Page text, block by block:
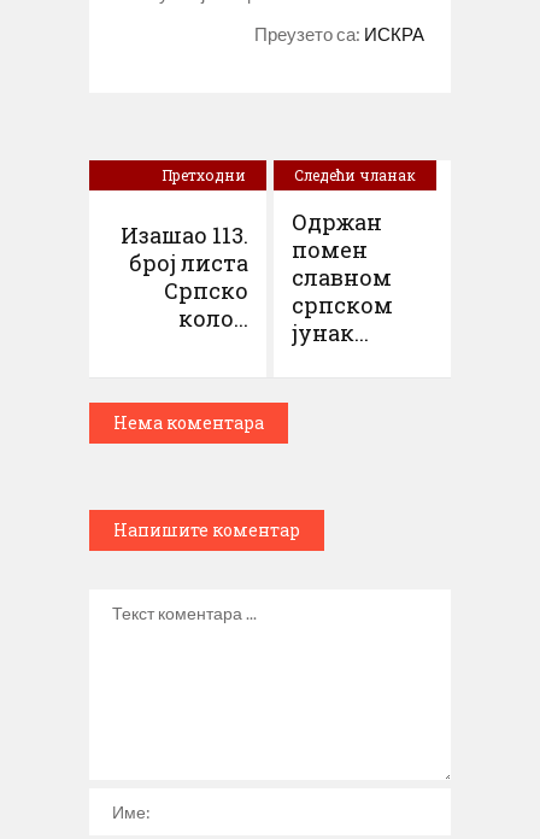
Преузето са: ИСКРА
Претходни
Изашао 113.
број листа
Српско
коло...
Следећи чланак
Одржан
помен
славном
српском
јунак...
Нема коментара
Напишите коментар